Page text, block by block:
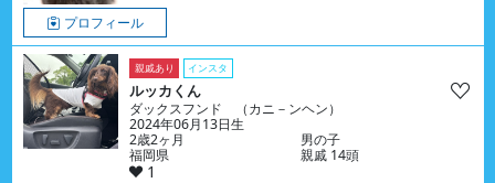
プロフィール
親戚あり インスタ
ルッカくん
ダックスフンド （カニ－ンヘン）
2024年06月13日生
2歳2ヶ月
男の子
福岡県
親戚 14頭
1